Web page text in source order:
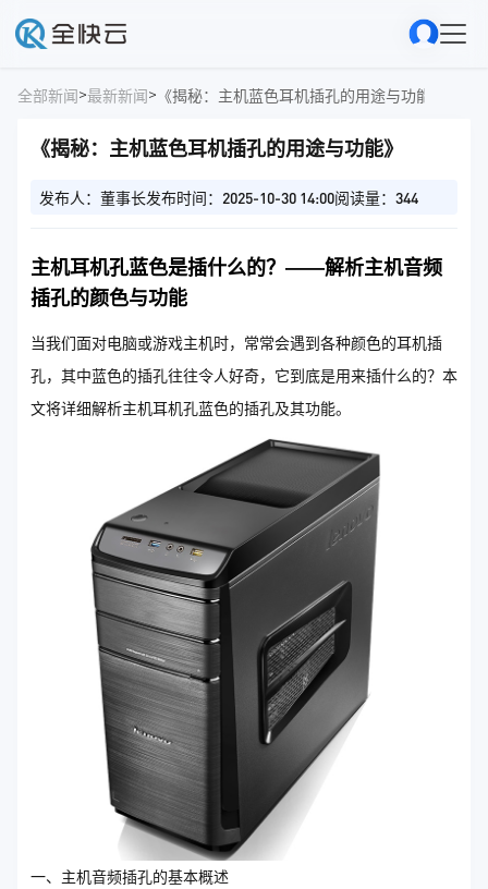
全部新闻>最新新闻> 《揭秘：主机蓝色耳机插孔的用途与功能》
《揭秘：主机蓝色耳机插孔的用途与功能》
发布人：董事长发布时间：2025-10-30 14:00阅读量：344
主机耳机孔蓝色是插什么的？——解析主机音频
插孔的颜色与功能
当我们面对电脑或游戏主机时，常常会遇到各种颜色的耳机插
孔，其中蓝色的插孔往往令人好奇，它到底是用来插什么的？本
文将详细解析主机耳机孔蓝色的插孔及其功能。
一、主机音频插孔的基本概述